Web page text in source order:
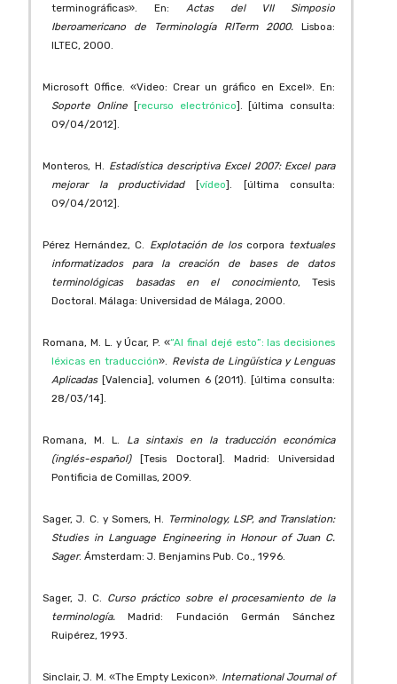
terminográficas». En: Actas del VII Simposio
Iberoamericano de Terminología RITerm 2000.Lisboa:
ILTEC, 2000.
Microsoft Office. «Video: Crear un gráfico en Excel». En:
Soporte Online [recurso electrónico]. [última consulta:
09/04/2012].
Monteros, H. Estadística descriptiva Excel 2007: Excel para
mejorar la productividad[vídeo]. [última consulta:
09/04/2012].
Pérez Hernández, C. Explotación de loscorpora textuales
informatizados para la creación de bases de datos
terminológicas basadas en el conocimiento, Tesis
Doctoral. Málaga: Universidad de Málaga, 2000.
Romana, M. L. y Úcar, P. «“Al final dejé esto”: las decisiones
léxicas en traducción». Revista de Lingüística y Lenguas
Aplicadas[Valencia], volumen 6 (2011). [última consulta:
28/03/14].
Romana, M. L. La sintaxis en la traducción económica
(inglés-español)[Tesis Doctoral]. Madrid: Universidad
Pontificia de Comillas, 2009.
Sager, J. C. y Somers, H. Terminology, LSP, and Translation:
Studies in Language Engineering in Honour of Juan C.
Sager. Ámsterdam: J. Benjamins Pub. Co., 1996.
Sager, J. C. Curso práctico sobre el procesamiento de la
terminología.Madrid: Fundación Germán Sánchez
Ruipérez, 1993.
Sinclair, J. M. «The Empty Lexicon». International Journal of